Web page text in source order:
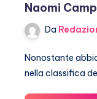
Naomi
Da
Nonostante
nella classifica